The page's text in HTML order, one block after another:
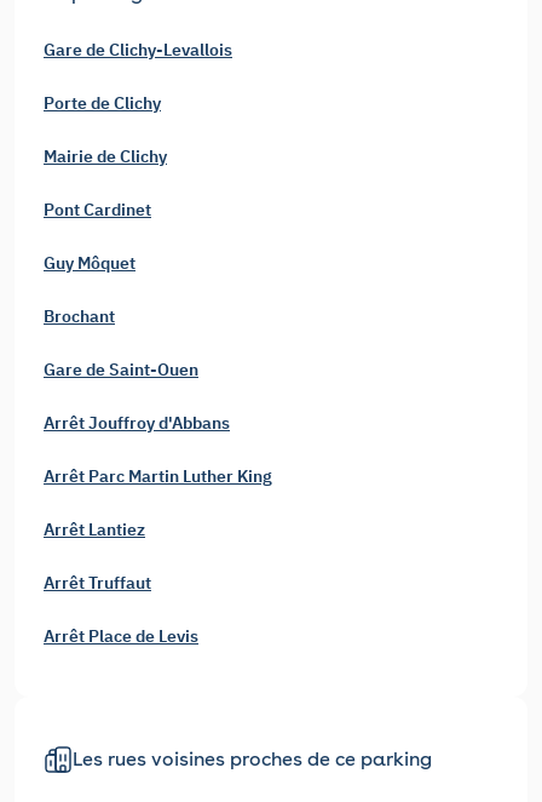
Gare de Clichy-Levallois
Porte de Clichy
Mairie de Clichy
Pont Cardinet
Guy Môquet
Brochant
Gare de Saint-Ouen
Arrêt Jouffroy d'Abbans
Arrêt Parc Martin Luther King
Arrêt Lantiez
Arrêt Truffaut
Arrêt Place de Levis
Les rues voisines proches de ce parking